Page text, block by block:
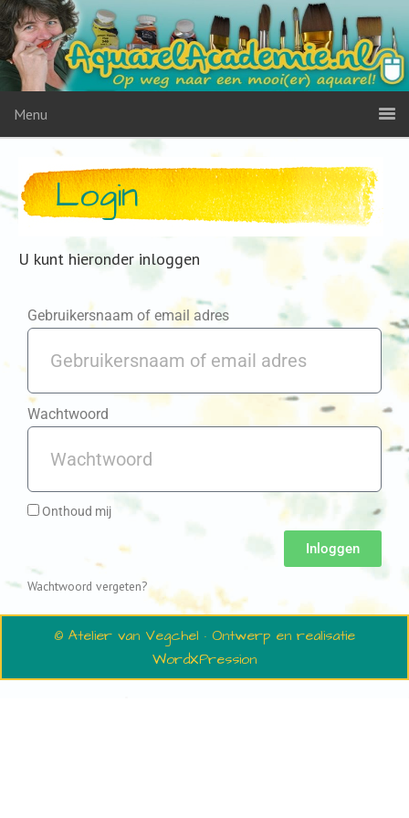
Menu
Login
U kunt hieronder inloggen
Gebruikersnaam of email adres
Wachtwoord
Onthoud mij
Inloggen
Wachtwoord vergeten?
© Atelier van Vegchel · Ontwerp en realisatie
WordXPression